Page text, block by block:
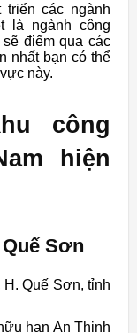
các ngành
là ngành công
điểm qua các
nhất bạn có thể
này.
công
hiện
Sơn
Quế Sơn, tỉnh
hạn An Thịnh